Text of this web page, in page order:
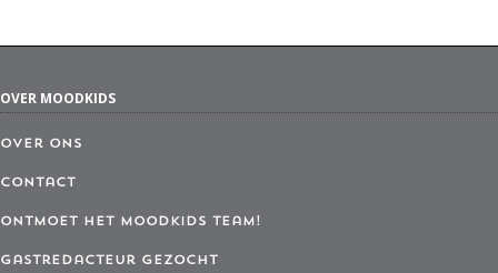
OVER MOODKIDS
Over ons
Contact
Ontmoet het MoodKids Team!
Gastredacteur gezocht